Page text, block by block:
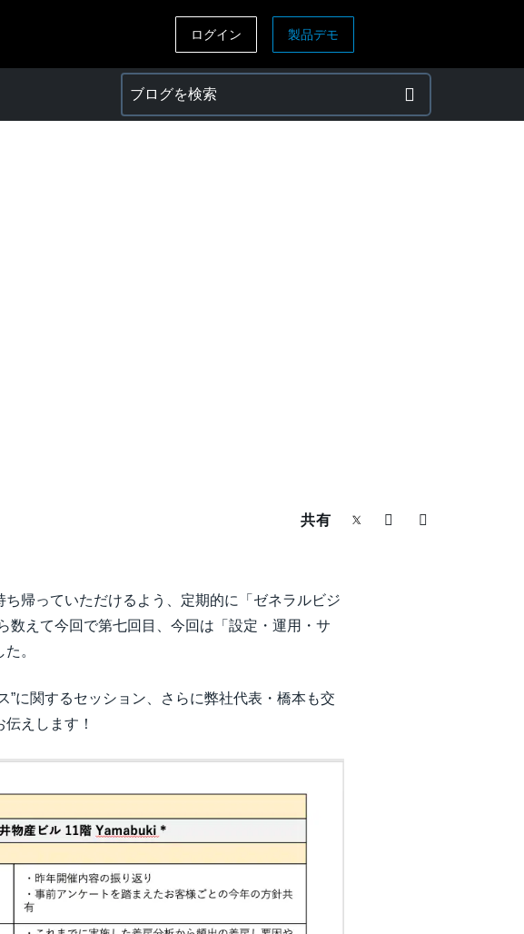
(English)
ASIA PACIFIC
ログイン 製品デモ
共有
帰っていただけるよう、定期的に「ゼネラルビジ
数えて今回で第七回目、今回は「設定・運用・サ
。
に関するセッション、さらに弊社代表・橋本も交
えします！